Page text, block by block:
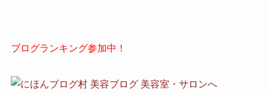
ブログランキング参加中！